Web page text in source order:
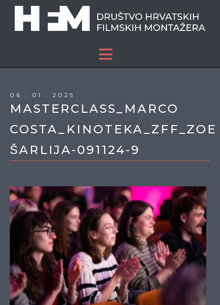
O NAMA
ČLANOVI
KONTAKT
06 : 01 : 2025
MASTERCLASS_MARCO
COSTA_KINOTEKA_ZFF_ZOE
ŠARLIJA-091124-9